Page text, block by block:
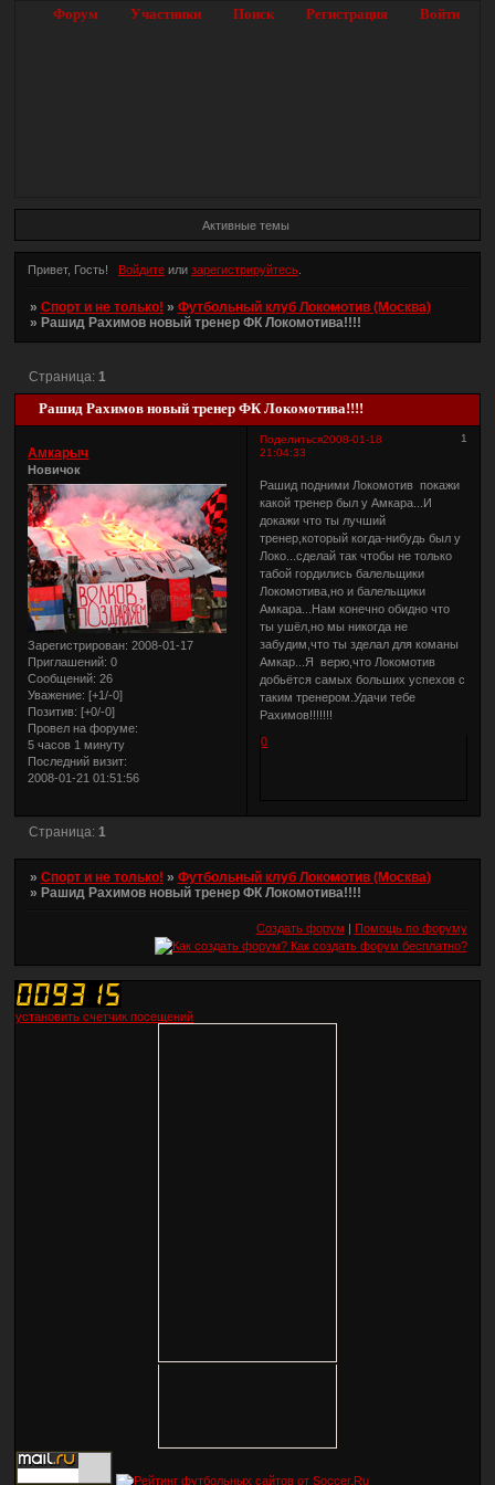
Форум Участники Поиск Регистрация Войти
Активные темы
Привет, Гость! Войдитеили зарегистрируйтесь.
» Спорт и не только! » Футбольный клуб Локомотив (Москва)
» Рашид Рахимов новый тренер ФК Локомотива!!!!
Рашид Рахимов новый тренер ФК Локомотива!!!!
Страница: 1
Поделиться 1
2008-01-18
21:04:33
Амкарыч
Новичок
Зарегистрирован: 2008-01-17
Приглашений: 0
Сообщений: 26
Уважение: [+1/-0]
Позитив: [+0/-0]
Провел на форуме:
5 часов 1 минуту
Последний визит:
2008-01-21 01:51:56
Рашид подними Локомотив покажи
какой тренер был у Амкара...И
докажи что ты лучший
тренер,который когда-нибудь был у
Локо...сделай так чтобы не только
табой гордились балельщики
Локомотива,но и балельщики
Амкара...Нам конечно обидно что
ты ушёл,но мы никогда не
забудим,что ты зделал для команы
Амкар...Я верю,что Локомотив
добьётся самых больших успехов с
таким тренером.Удачи тебе
Рахимов!!!!!!!
0
Страница: 1
» Спорт и не только! » Футбольный клуб Локомотив (Москва)
» Рашид Рахимов новый тренер ФК Локомотива!!!!
Создать форум | Помощь по форуму
установить счетчик посещений